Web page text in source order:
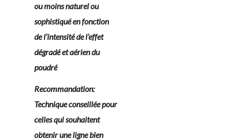
ou moins naturel ou
sophistiqué en fonction
de l’intensité de l’effet
dégradé et aérien du
poudré
Recommandation:
Technique conseillée pour
celles qui souhaitent
obtenir une ligne bien